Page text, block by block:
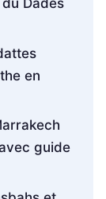
Dades
en
guide